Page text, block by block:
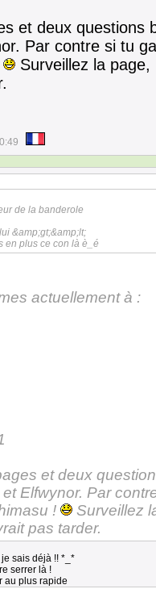
et deux questions
Par contre si tu
Surveillez la
de la banderole
&amp;gt;&amp;lt;
en plus ce con là è_é
actuellement à :
et deux
Elfwynor. Par
!
Surveillez
pas tarder.
sais déjà !! *_*
serrer là !
au plus rapide